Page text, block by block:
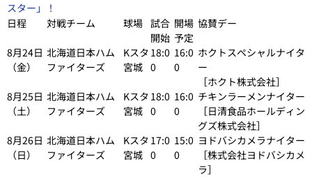
スター」！
日程
対戦チーム 球場 試合
開始
開場
予定
協賛デー
8月24日
（金）
北海道日本ハム
ファイターズ
Kスタ
宮城
18:0
0
16:0
0
ホクトスペシャルナイタ
ー
［ホクト株式会社］
8月25日
（土）
北海道日本ハム
ファイターズ
Kスタ
宮城
18:0
0
16:0
0
チキンラーメンナイター
［日清食品ホールディン
グズ株式会社］
8月26日
（日）
北海道日本ハム
ファイターズ
Kスタ
宮城
17:0
0
15:0
0
ヨドバシカメラナイター
［株式会社ヨドバシカメ
ラ］